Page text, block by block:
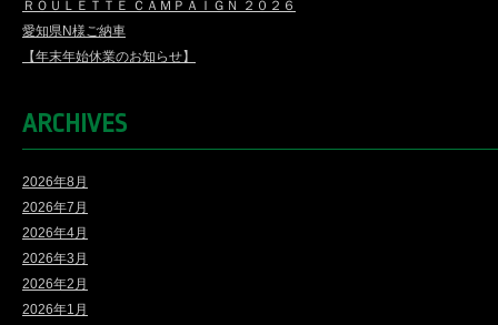
ＲＯＵＬＥＴＴＥ ＣＡＭＰＡＩＧＮ ２０２６
愛知県N様ご納車
【年末年始休業のお知らせ】
ARCHIVES
2026年8月
2026年7月
2026年4月
2026年3月
2026年2月
2026年1月